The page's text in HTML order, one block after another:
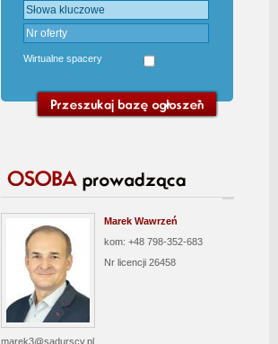
Wirtualne spacery
Marek Wawrzeń
kom: +48 798-352-683
Nr licencji 26458
marek3@sadurscy.pl